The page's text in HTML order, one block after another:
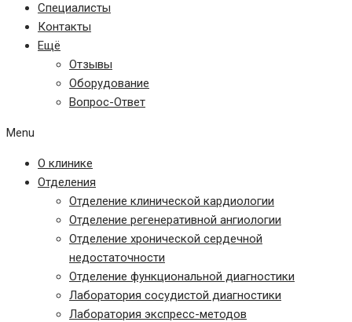
Специалисты
Контакты
Ещё
Отзывы
Оборудование
Вопрос-Ответ
Menu
О клинике
Отделения
Отделение клинической кардиологии
Отделение регенеративной ангиологии
Отделение хронической сердечной
недостаточности
Отделение функциональной диагностики
Лаборатория сосудистой диагностики
Лаборатория экспресс-методов